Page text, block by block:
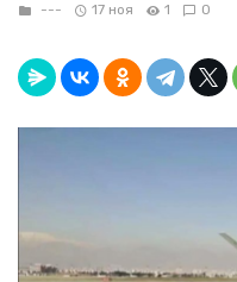
--- 17 ноя 1 0